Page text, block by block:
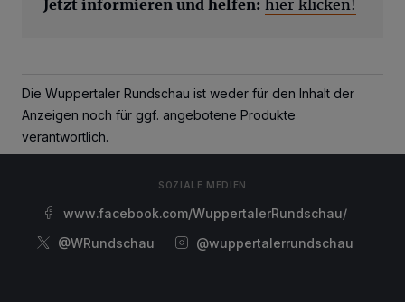
Jetzt informieren und helfen: hier klicken!
Die Wuppertaler Rundschau ist weder für den Inhalt der
Anzeigen noch für ggf. angebotene Produkte
verantwortlich.
SOZIALE MEDIEN
www.facebook.com/WuppertalerRundschau/
@WRundschau
@wuppertalerrundschau